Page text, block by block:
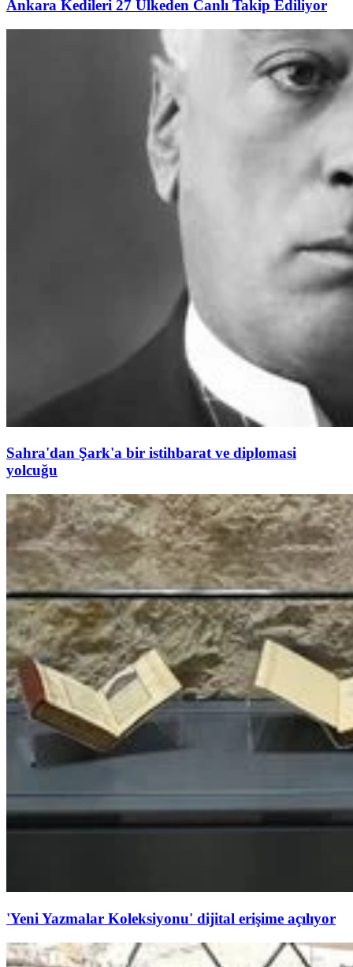
Ankara Kedileri 27 Ülkeden Canlı Takip Ediliyor
Sahra'dan Şark'a bir istihbarat ve diplomasi
yolcuğu
'Yeni Yazmalar Koleksiyonu' dijital erişime açılıyor